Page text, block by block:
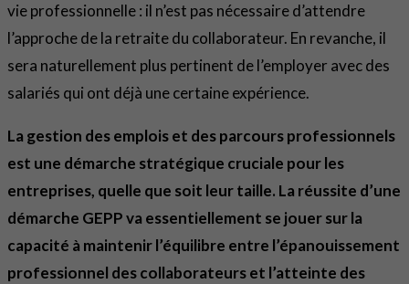
vie professionnelle : il n’est pas nécessaire d’attendre
l’approche de la retraite du collaborateur. En revanche, il
sera naturellement plus pertinent de l’employer avec des
salariés qui ont déjà une certaine expérience.
La gestion des emplois et des parcours professionnels
est une démarche stratégique cruciale pour les
entreprises, quelle que soit leur taille. La réussite d’une
démarche GEPP va essentiellement se jouer sur la
capacité à maintenir l’équilibre entre l’épanouissement
professionnel des collaborateurs et l’atteinte des